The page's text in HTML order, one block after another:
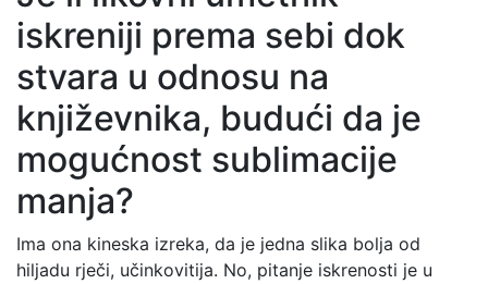
iskreniji prema sebi dok
stvara u odnosu na
književnika, budući da je
mogućnost sublimacije
manja?
Ima ona kineska izreka, da je jedna slika bolja od
hiljadu rječi, učinkovitija. No, pitanje iskrenosti je u